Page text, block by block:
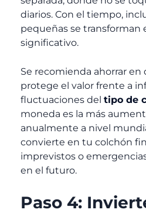
diarios. Con el tiempo,
pequeñas se transforman
significativo.
Se recomienda ahorrar en
protege el valor frente a
fluctuaciones del tipo de
moneda es la más
anualmente a nivel
convierte en tu colchón
imprevistos o
en el futuro.
Paso 4: